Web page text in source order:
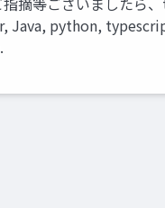
Java, python,